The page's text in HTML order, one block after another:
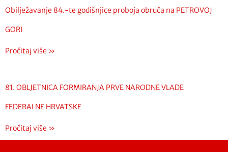
Obilježavanje 84.-te godišnjice proboja obruča na PETROVOJ
GORI
Pročitaj više »
81. OBLJETNICA FORMIRANJA PRVE NARODNE VLADE
FEDERALNE HRVATSKE
Pročitaj više »